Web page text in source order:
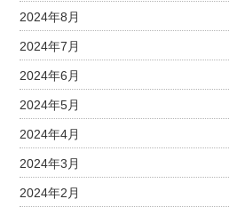
2024年8月
2024年7月
2024年6月
2024年5月
2024年4月
2024年3月
2024年2月